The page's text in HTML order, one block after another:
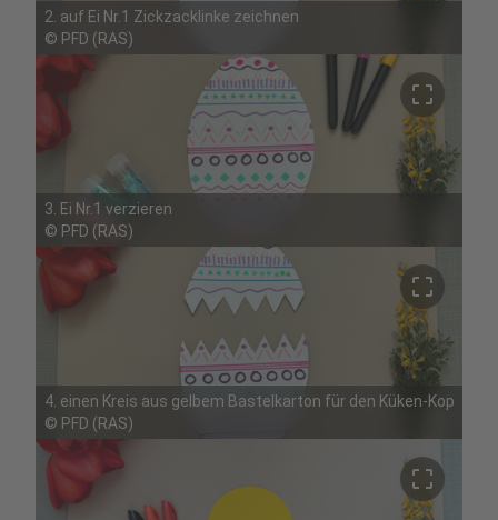
2. auf Ei Nr.1 Zickzacklinke zeichnen
© PFD (RAS)
crop_free
3. Ei Nr.1 verzieren
© PFD (RAS)
crop_free
4. einen Kreis aus gelbem Bastelkarton für den Küken-Kopf
© PFD (RAS)
crop_free